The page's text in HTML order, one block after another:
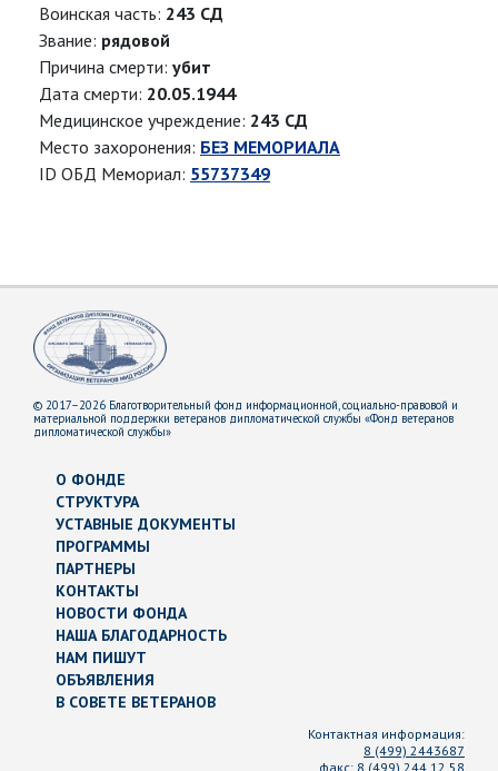
Воинская часть: 243 СД
Звание: рядовой
Причина смерти: убит
Дата смерти: 20.05.1944
Медицинское учреждение: 243 СД
Место захоронения: БЕЗ МЕМОРИАЛА
ID ОБД Мемориал: 55737349
© 2017–2026 Благотворительный фонд информационной, социально-правовой и
материальной поддержки ветеранов дипломатической службы «Фонд ветеранов
дипломатической службы»
О ФОНДЕ
СТРУКТУРА
УСТАВНЫЕ ДОКУМЕНТЫ
ПРОГРАММЫ
ПАРТНЕРЫ
КОНТАКТЫ
НОВОСТИ ФОНДА
НАША БЛАГОДАРНОСТЬ
НАМ ПИШУТ
ОБЪЯВЛЕНИЯ
В СОВЕТЕ ВЕТЕРАНОВ
Контактная информация:
8 (499) 2443687
факс: 8 (499) 244 12 58